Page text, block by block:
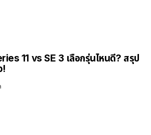
11 vs SE 3 เลือกรุ่นไหนดี? สรุป
!